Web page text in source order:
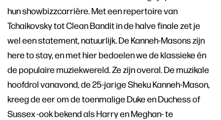
hun showbizzcarrière. Met een repertoire van
Tchaikovsky tot Clean Bandit in de halve finale zet je
wel een statement, natuurlijk. De Kanneh-Masons zijn
here to stay, en met hier bedoelen we de klassieke én
de populaire muziekwereld. Ze zijn overal. De muzikale
hoofdrol vanavond, de 25-jarige Sheku Kanneh-Mason,
kreeg de eer om de toenmalige Duke en Duchess of
Sussex -ook bekend als Harry en Meghan- te